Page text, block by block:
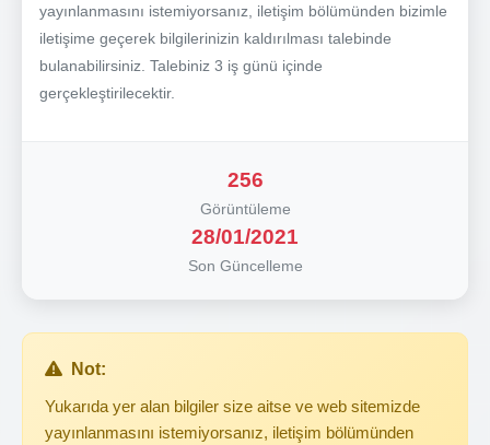
yayınlanmasını istemiyorsanız, iletişim bölümünden bizimle
iletişime geçerek bilgilerinizin kaldırılması talebinde
bulanabilirsiniz. Talebiniz 3 iş günü içinde
gerçekleştirilecektir.
256
Görüntüleme
28/01/2021
Son Güncelleme
Not:
Yukarıda yer alan bilgiler size aitse ve web sitemizde
yayınlanmasını istemiyorsanız, iletişim bölümünden